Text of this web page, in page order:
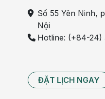
Số 55 Yên Ninh,
Nội
Hotline: (+84-24)
ĐẶT LỊCH NGAY